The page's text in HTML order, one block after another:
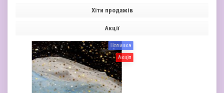
Хіти продажів
Акції
Новинка
Акція